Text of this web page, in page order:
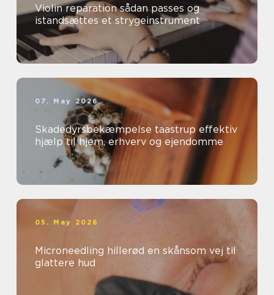
Violin reparation sådan passes og
istandsættes et strygeinstrument
07. May 2026
Skadedyrsbekæmpelse taastrup effektiv
hjælp til hjem, erhverv og ejendomme
05. May 2026
Microneedling hillerød en skånsom vej til
glattere hud